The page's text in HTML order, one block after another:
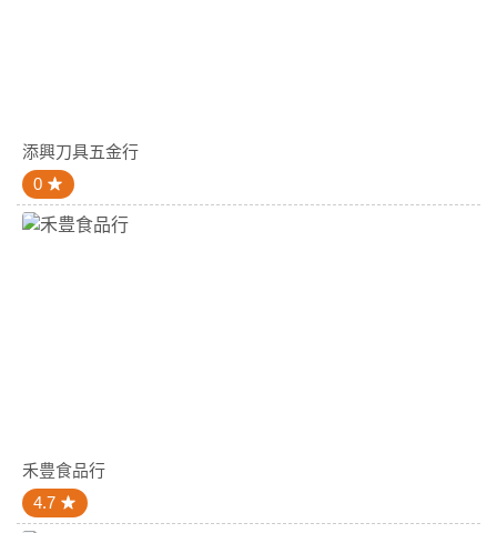
添興刀具五金行
0
禾豊食品行
4.7